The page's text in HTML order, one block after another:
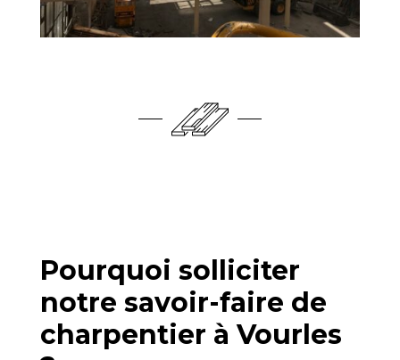
Pourquoi solliciter
notre savoir-faire de
charpentier à Vourles